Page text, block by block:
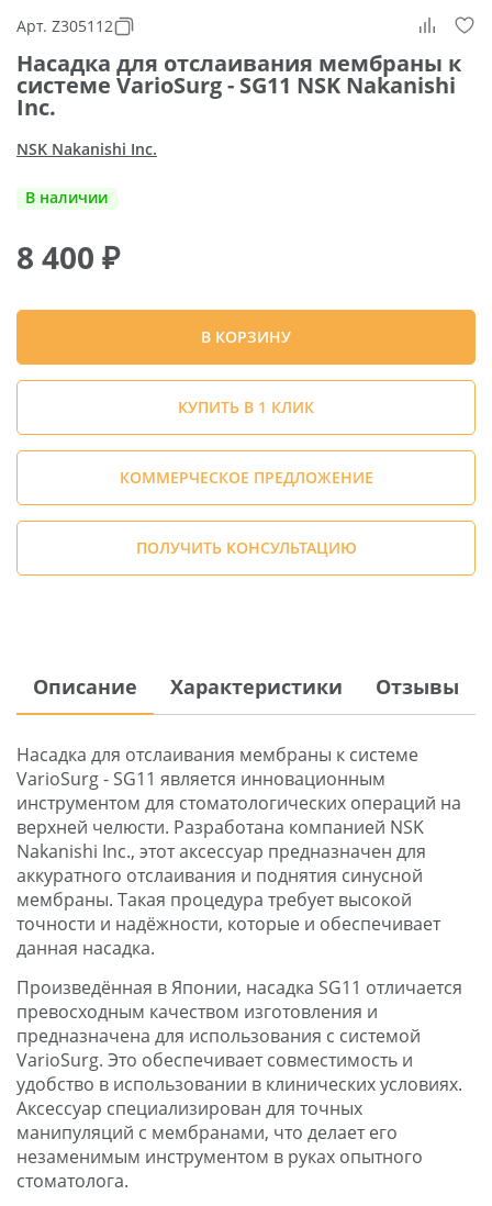
Арт. Z305112
Насадка для отслаивания мембраны к
системе VarioSurg - SG11 NSK Nakanishi
Inc.
NSK Nakanishi Inc.
В наличии
8 400 ₽
В КОРЗИНУ
КУПИТЬ В 1 КЛИК
КОММЕРЧЕСКОЕ ПРЕДЛОЖЕНИЕ
ПОЛУЧИТЬ КОНСУЛЬТАЦИЮ
Описание Характеристики Отзывы
Насадка для отслаивания мембраны к системе
VarioSurg - SG11 является инновационным
инструментом для стоматологических операций на
верхней челюсти. Разработана компанией NSK
Nakanishi Inc., этот аксессуар предназначен для
аккуратного отслаивания и поднятия синусной
мембраны. Такая процедура требует высокой
точности и надёжности, которые и обеспечивает
данная насадка.
Произведённая в Японии, насадка SG11 отличается
превосходным качеством изготовления и
предназначена для использования с системой
VarioSurg. Это обеспечивает совместимость и
удобство в использовании в клинических условиях.
Аксессуар специализирован для точных
манипуляций с мембранами, что делает его
незаменимым инструментом в руках опытного
стоматолога.